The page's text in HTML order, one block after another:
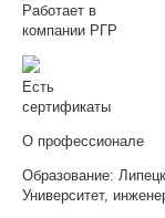
Работает в
компании РГР
Есть
сертификаты
О профессионале
Образование:
Университет,